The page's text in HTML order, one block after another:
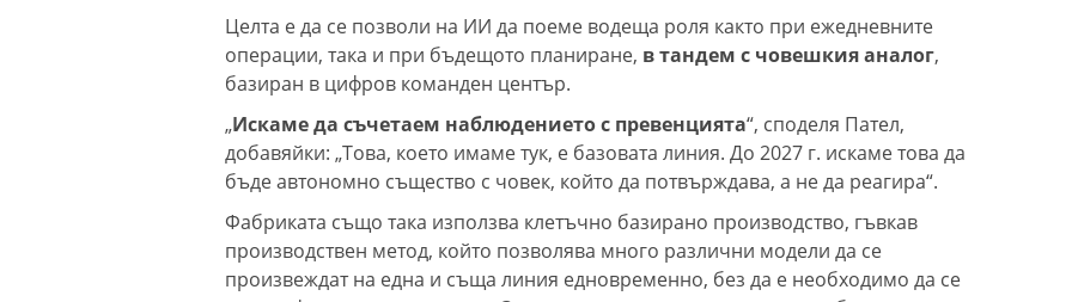
Целта е да се позволи на ИИ да поеме водеща роля както при ежедневните
операции, така и при бъдещото планиране, в тандем с човешкия аналог,
базиран в цифров команден център.
„Искаме да съчетаем наблюдението с превенцията“, споделя Пател,
добавяйки: „Това, което имаме тук, е базовата линия. До 2027 г. искаме това да
бъде автономно същество с човек, който да потвърждава, а не да реагира“.
Фабриката също така използва клетъчно базирано производство, гъвкав
производствен метод, който позволява много различни модели да се
произвеждат на една и съща линия едновременно, без да е необходимо да се